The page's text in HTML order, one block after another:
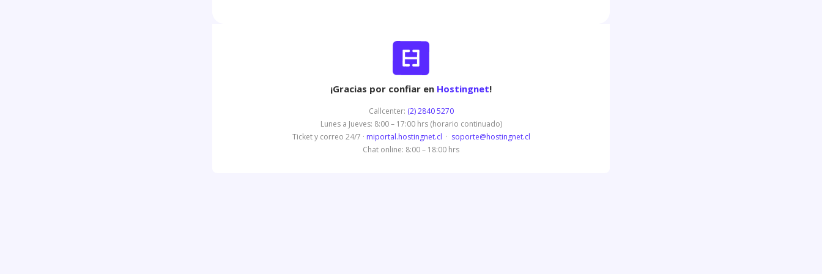
¡Gracias por confiar en Hostingnet!
Callcenter: (2) 2840 5270
Lunes a Jueves: 8:00 – 17:00 hrs (horario continuado)
Ticket y correo 24/7 · miportal.hostingnet.cl · soporte@hostingnet.cl
Chat online: 8:00 – 18:00 hrs